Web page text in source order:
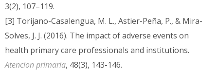
3(2), 107–119.
[3] Torijano-Casalengua, M. L., Astier-Peña, P., & Mira-
Solves, J. J. (2016). The impact of adverse events on
health primary care professionals and institutions.
Atencion primaria, 48(3), 143-146.